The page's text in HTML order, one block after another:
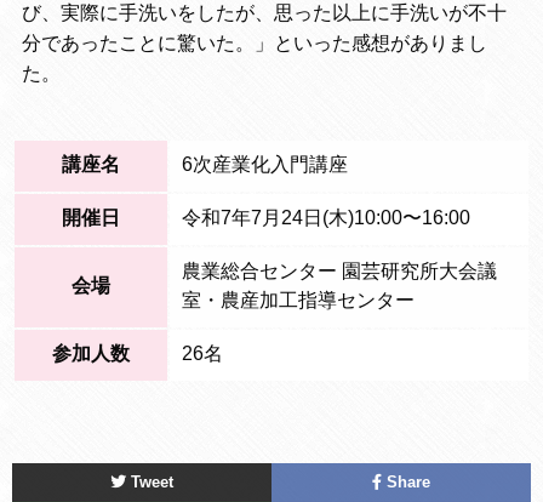
び、実際に手洗いをしたが、思った以上に手洗いが不十
分であったことに驚いた。」といった感想がありまし
た。
講座名 6次産業化入門講座
開催日 令和7年7月24日(木)10:00〜16:00
会場
農業総合センター 園芸研究所大会議
室・農産加工指導センター
参加人数 26名
Tweet Share